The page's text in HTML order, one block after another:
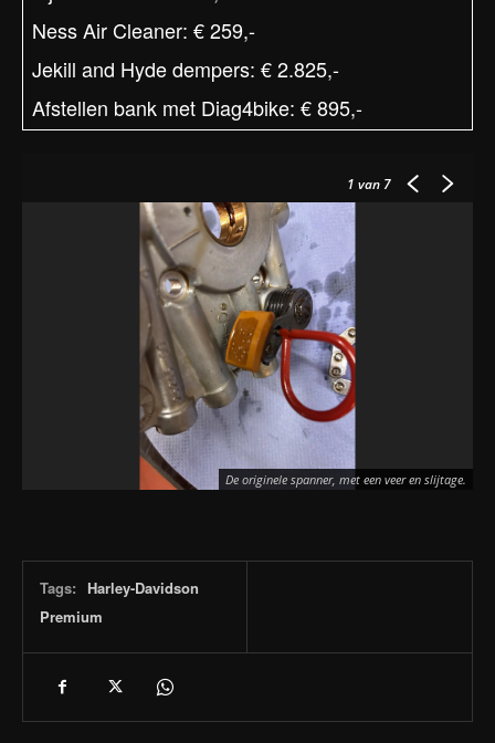
Ness Air Cleaner: € 259,-
Jekill and Hyde dempers: € 2.825,-
Afstellen bank met Diag4bike: € 895,-
1 van 7
De originele spanner, met een veer en slijtage.
Tags:
Harley-Davidson
Premium